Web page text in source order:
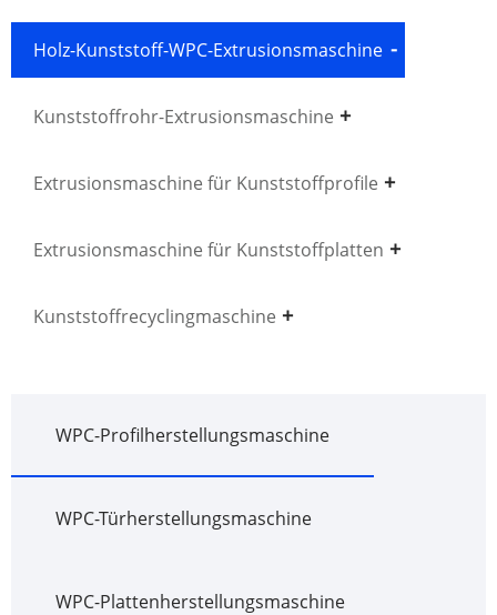
Holz-Kunststoff-WPC-Extrusionsmaschine
Kunststoffrohr-Extrusionsmaschine
Extrusionsmaschine für Kunststoffprofile
Extrusionsmaschine für Kunststoffplatten
Kunststoffrecyclingmaschine
WPC-Profilherstellungsmaschine
WPC-Türherstellungsmaschine
WPC-Plattenherstellungsmaschine